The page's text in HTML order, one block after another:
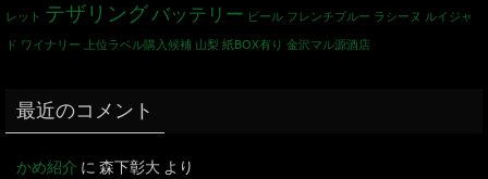
レット テザリングバッテリー ビール フレンチブルー ラシーヌ ルイジャ
ド ワイナリー 上位ラベル購入候補 山梨 紙BOX有り 金沢マル源酒店
最近のコメント
かめ紹介 に 森下彰大 より